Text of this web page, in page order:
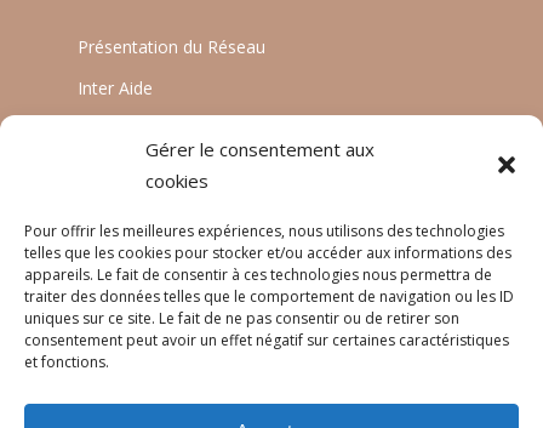
Gérer le consentement aux
cookies
Pour offrir les meilleures expériences, nous utilisons des technologies
telles que les cookies pour stocker et/ou accéder aux informations des
appareils. Le fait de consentir à ces technologies nous permettra de
traiter des données telles que le comportement de navigation ou les ID
uniques sur ce site. Le fait de ne pas consentir ou de retirer son
consentement peut avoir un effet négatif sur certaines caractéristiques
et fonctions.
Présentation du Réseau
Inter Aide
Planète Enfants & Développement
LANGUES
Français